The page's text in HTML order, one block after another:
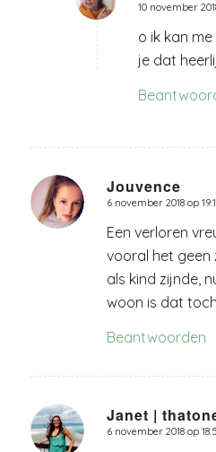
zegt:
10 november
o ik kan
je dat
Jouvence
zegt:
6 november 2018 op
Een verloren
vooral het geen
als kind zijnde,
woon is dat
Beantwoorden
Janet |
zegt:
6 november 2018 op